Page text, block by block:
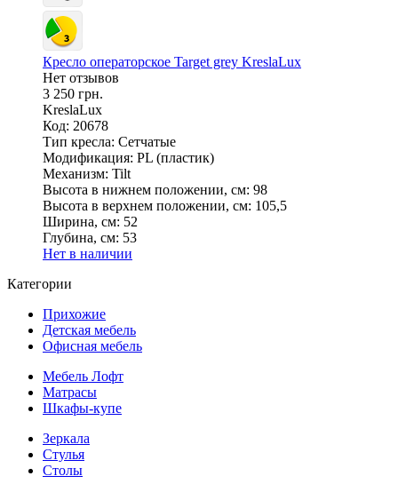
Кресло операторское Target grey KreslaLux
Нет отзывов
3 250 грн.
KreslaLux
Код: 20678
Тип кресла: Сетчатые
Модификация: PL (пластик)
Механизм: Tilt
Высота в нижнем положении, см: 98
Высота в верхнем положении, см: 105,5
Ширина, см: 52
Глубина, см: 53
Нет в наличии
Категории
Прихожие
Детская мебель
Офисная мебель
Мебель Лофт
Матрасы
Шкафы-купе
Зеркала
Стулья
Столы